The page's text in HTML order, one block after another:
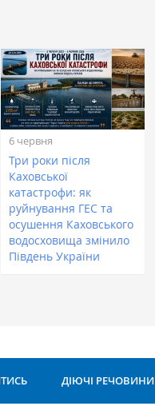
6 червня
Три роки після
Каховської
катастрофи: як
руйнування ГЕС та
осушення Каховського
водосховища змінило
Південь України
ДІЮЧІ РЕЧОВИНИ